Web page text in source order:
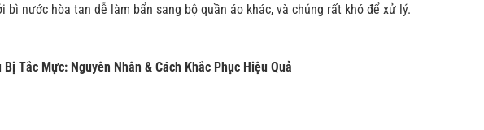
nước hòa tan dễ làm bẩn sang bộ quần áo khác, và chúng rất khó để xử lý.
Bị Tắc Mực: Nguyên Nhân & Cách Khắc Phục Hiệu Quả